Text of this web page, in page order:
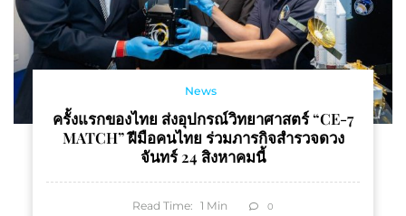
News
ครั้งแรกของไทย ส่งอุปกรณ์วิทยาศาสตร์ “CE-7
MATCH” ฝีมือคนไทย ร่วมภารกิจสำรวจดวง
จันทร์ 24 สิงหาคมนี้
Read Time: 1 Min 0